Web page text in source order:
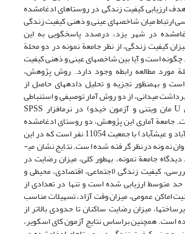
ارزیابی کیفیت زندگی در روستاهای ادغام­شده
ارتباط میان شاخص­های عینی و ذهنی کیفیت زندگی
در شهر یزد، درصدد پاسخگویی به این
کیفیت زندگی، از نظر جامعة نمونه در دو محلة
چگونه است و آیا بین شاخص­های عینی و ذهنی کیفیت
مورد مطالعه رابطه وجود دارد. روش پژوهش،
و به­منظور تجزیه و تحلیل داده­های حاصل از
میدانی، از دو روش آمار توصیفی و استنباطی
(آزمون T، آزمون U مان ویتنی و آزمون خی­دو) در نرم­افزار SPSS
جامعة آماری این پژوهش، دو روستای ادغام­شده
در شهر یزد (خیرآباد و عیش­آباد) با جمعیت 11054 نفر است که در این
بین، 370 نفر به­عنوان نمونه درنظر گرفته شده است. نتایج نشان می­
جامعة نمونه، به­طور کلی، میزان رضایت در
کیفیت زندگی (اجتماعی، اقتصادی، محیطی و
حد متوسط ارزیابی شده است و تنها در تعدادی از
اماکن عمومی، میزان وقت آزاد، تسهیلات مناسب
میزان رضایت ساکنان تا حدودی بالاتر از
است. همچنین براساس نتایج آزمون کای اسکویر،